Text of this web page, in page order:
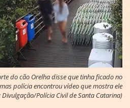
do cão Orelha disse que tinha ficado no
polícia encontrou vídeo que mostra ele
Polícia Civil de Santa Catarina)